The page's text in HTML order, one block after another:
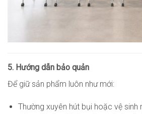
5. Hướng dẫn bảo quản
Để giữ sản phẩm luôn như mới:
Thường xuyên hút bụi hoặc vệ sinh